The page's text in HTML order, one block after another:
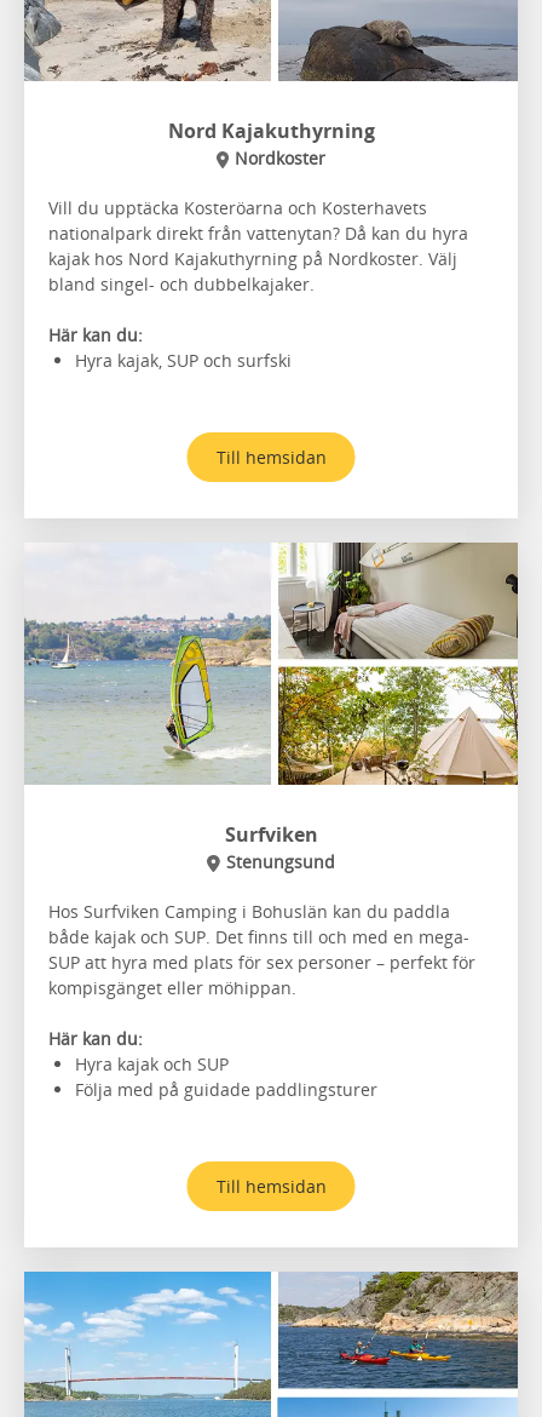
Nord Kajakuthyrning
Nordkoster
Vill du upptäcka Kosteröarna och Kosterhavets
nationalpark direkt från vattenytan? Då kan du hyra
kajak hos Nord Kajakuthyrning på Nordkoster. Välj
bland singel- och dubbelkajaker.
Här kan du:
Hyra kajak, SUP och surfski
Till hemsidan
Surfviken
Stenungsund
Hos Surfviken Camping i Bohuslän kan du paddla
både kajak och SUP. Det finns till och med en mega-
SUP att hyra med plats för sex personer – perfekt för
kompisgänget eller möhippan.
Här kan du:
Hyra kajak och SUP
Följa med på guidade paddlingsturer
Till hemsidan